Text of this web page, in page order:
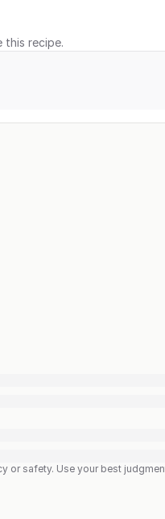
this recipe.
or safety. Use your best